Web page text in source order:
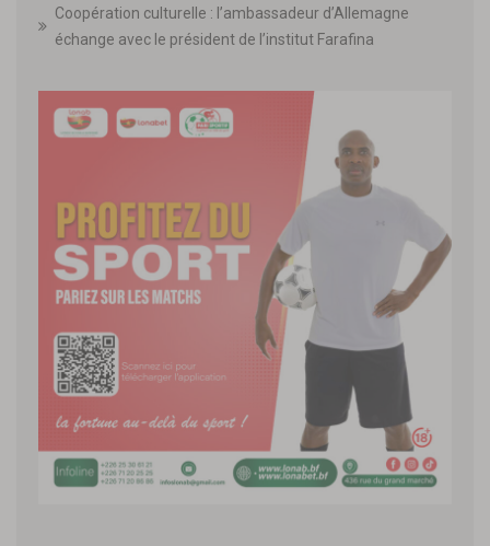
Coopération culturelle : l’ambassadeur d’Allemagne
échange avec le président de l’institut Farafina